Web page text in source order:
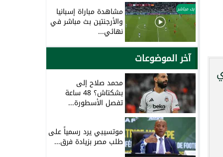
بث مباشر مشاهدة مباراة إسبانيا
والأرجنتين بث مباشر في
نهائي...
آخر الموضوعات
محمد صلاح إلى
بشكتاش؟ 48 ساعة
تفصل الأسطورة...
موتسيبي يرد رسمياً على
طلب مصر بزيادة فرق...